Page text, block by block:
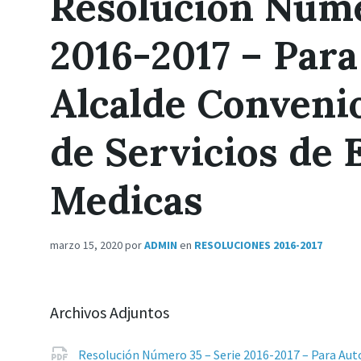
2016-2017 –
Alcalde
de Servicios de
Medicas
marzo 15, 2020porADMIN en RESOLUCIONES 2016-2017
Archivos Adjuntos
Resolución Número 35 – Serie 2016-2017 – Para